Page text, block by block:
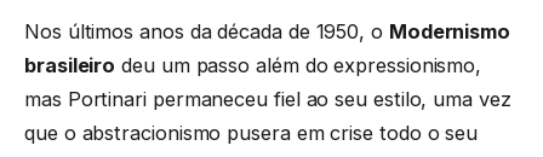
Nos últimos anos da década de 1950, o Modernismo
brasileiro deu um passo além do expressionismo,
mas Portinari permaneceu fiel ao seu estilo, uma vez
que o abstracionismo pusera em crise todo o seu